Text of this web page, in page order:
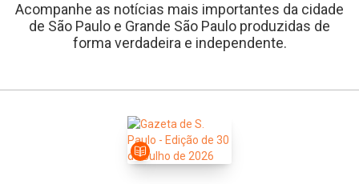
Acompanhe as notícias mais importantes da cidade
de São Paulo e Grande São Paulo produzidas de
forma verdadeira e independente.